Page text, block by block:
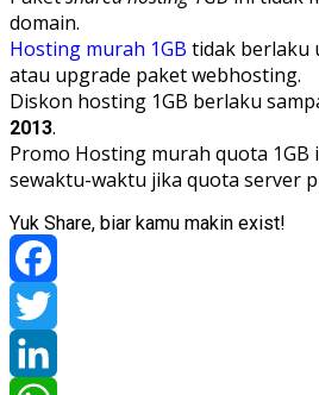
domain.
Hosting murah 1GB tidak berlaku
atau upgrade paket webhosting.
Diskon hosting 1GB berlaku
2013.
Promo Hosting murah quota
sewaktu-waktu jika quota server
Yuk Share, biar kamu makin exist!
Facebook
Twitter